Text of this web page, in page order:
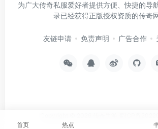
首页 热点
为广大传奇私服爱好者提供方便、快捷的导
录已经获得正版授权资质的传奇网
友链申请 免责声明 广告合作